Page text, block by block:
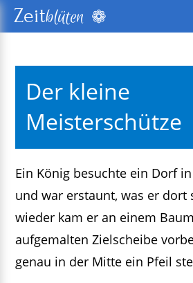
Zeitblüten ❁
Der kleine
Meisterschütze
Ein König besuchte ein Dorf
und war erstaunt, was er dort
wieder kam er an einem
aufgemalten Zielscheibe
genau in der Mitte ein Pfeil